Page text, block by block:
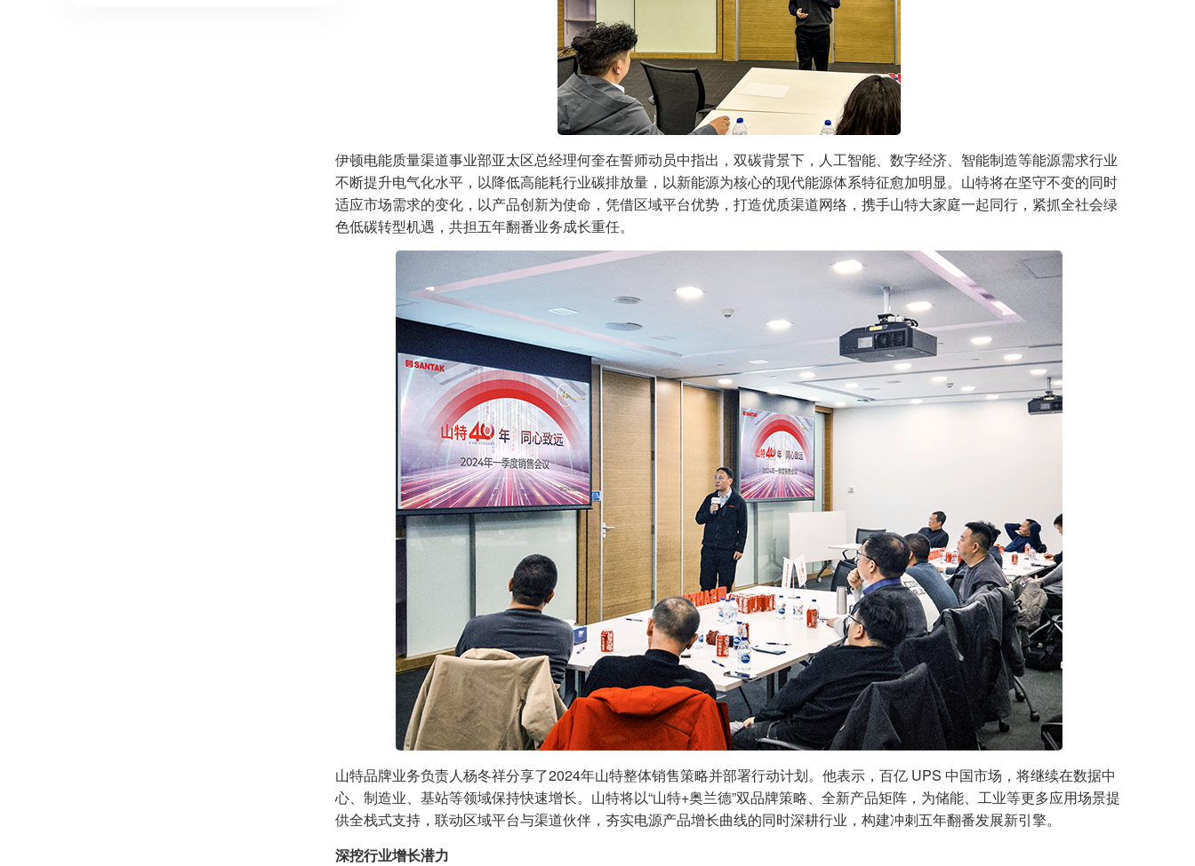
伊顿电能质量渠道事业部亚太区总经理何奎在誓师动员中指出，双碳背景下，人工智能、数字经济、智能制造等能源需求行业
不断提升电气化水平，以降低高能耗行业碳排放量，以新能源为核心的现代能源体系特征愈加明显。山特将在坚守不变的同时
适应市场需求的变化，以产品创新为使命，凭借区域平台优势，打造优质渠道网络，携手山特大家庭一起同行，紧抓全社会绿
色低碳转型机遇，共担五年翻番业务成长重任。
山特品牌业务负责人杨冬祥分享了2024年山特整体销售策略并部署行动计划。他表示，百亿 UPS 中国市场，将继续在数据中
心、制造业、基站等领域保持快速增长。山特将以“山特+奥兰德”双品牌策略、全新产品矩阵，为储能、工业等更多应用场景提
供全栈式支持，联动区域平台与渠道伙伴，夯实电源产品增长曲线的同时深耕行业，构建冲刺五年翻番发展新引擎。
深挖行业增长潜力